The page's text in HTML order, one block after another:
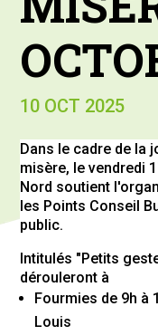
10 OCT 2025
Dans le cadre de la
misère, le vendredi
Nord soutient
les Points Conseil
public.
Intitulés "Petits
dérouleront à
Fourmies de 9h à
Louis